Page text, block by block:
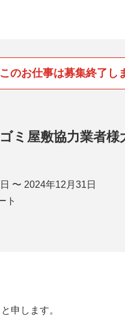
このお仕事は募集終了し
ミ屋敷協力業者様
〜 2024年12月31日
ト
申します。